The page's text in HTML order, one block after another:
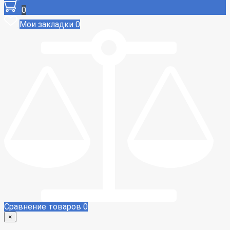
0
Мои закладки 0
Сравнение товаров 0
×